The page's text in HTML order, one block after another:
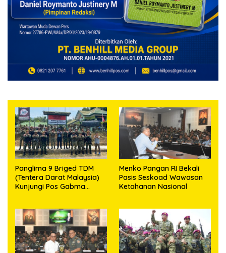
Panglima 9 Briged TDM
(Tentera Darat Malaysia)
Kunjungi Pos Gabma
TDM
Menko Pangan RI Bekali
Pasis Seskoad Wawasan
Ketahanan Nasional